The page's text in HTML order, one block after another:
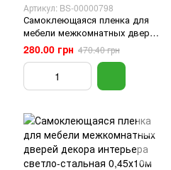
Артикул: BS-00000798
Самоклеющаяся пленка для
мебели межкомнатных дверей
декора интерьера на
бумажной основе винная
0,45х10м
280.00 грн 470.40 грн